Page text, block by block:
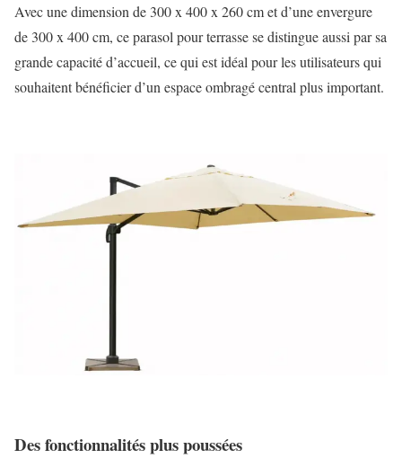
Avec une dimension de 300 x 400 x 260 cm et d’une envergure
de 300 x 400 cm, ce parasol pour terrasse se distingue aussi par sa
grande capacité d’accueil, ce qui est idéal pour les utilisateurs qui
souhaitent bénéficier d’un espace ombragé central plus important.
Des fonctionnalités plus poussées